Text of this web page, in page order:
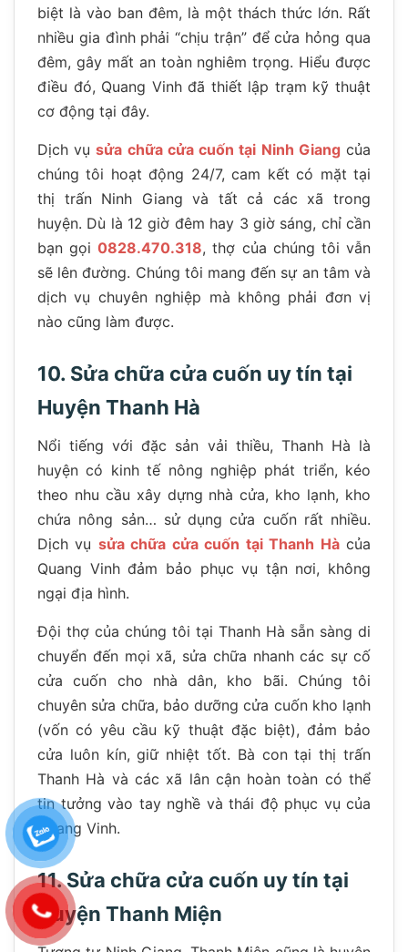
biệt là vào ban đêm, là một thách thức lớn. Rất
nhiều gia đình phải “chịu trận” để cửa hỏng qua
đêm, gây mất an toàn nghiêm trọng. Hiểu được
điều đó, Quang Vinh đã thiết lập trạm kỹ thuật
cơ động tại đây.
Dịch vụsửa chữa cửa cuốn tại Ninh Giangcủa
chúng tôi hoạt động 24/7, cam kết có mặt tại
thị trấn Ninh Giang và tất cả các xã trong
huyện. Dù là 12 giờ đêm hay 3 giờ sáng, chỉ cần
bạn gọi0828.470.318, thợ của chúng tôi vẫn
sẽ lên đường. Chúng tôi mang đến sự an tâm và
dịch vụ chuyên nghiệp mà không phải đơn vị
nào cũng làm được.
10. Sửa chữa cửa cuốn uy tín tại
Huyện Thanh Hà
Nổi tiếng với đặc sản vải thiều, Thanh Hà là
huyện có kinh tế nông nghiệp phát triển, kéo
theo nhu cầu xây dựng nhà cửa, kho lạnh, kho
chứa nông sản… sử dụng cửa cuốn rất nhiều.
Dịch vụ sửa chữa cửa cuốn tại Thanh Hàcủa
Quang Vinh đảm bảo phục vụ tận nơi, không
ngại địa hình.
Đội thợ của chúng tôi tại Thanh Hà sẵn sàng di
chuyển đến mọi xã, sửa chữa nhanh các sự cố
cửa cuốn cho nhà dân, kho bãi. Chúng tôi
chuyên sửa chữa, bảo dưỡng cửa cuốn kho lạnh
(vốn có yêu cầu kỹ thuật đặc biệt), đảm bảo
cửa luôn kín, giữ nhiệt tốt. Bà con tại thị trấn
Thanh Hà và các xã lân cận hoàn toàn có thể
tin tưởng vào tay nghề và thái độ phục vụ của
Quang Vinh.
11. Sửa chữa cửa cuốn uy tín tại
Huyện Thanh Miện